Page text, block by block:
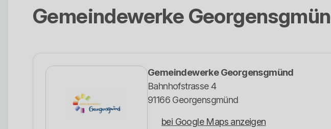
Gemeindewerke
Gemeindewerke Georgensgmünd
Bahnhofstrasse 4
91166 Georgensgmünd
bei Google Maps anzeigen